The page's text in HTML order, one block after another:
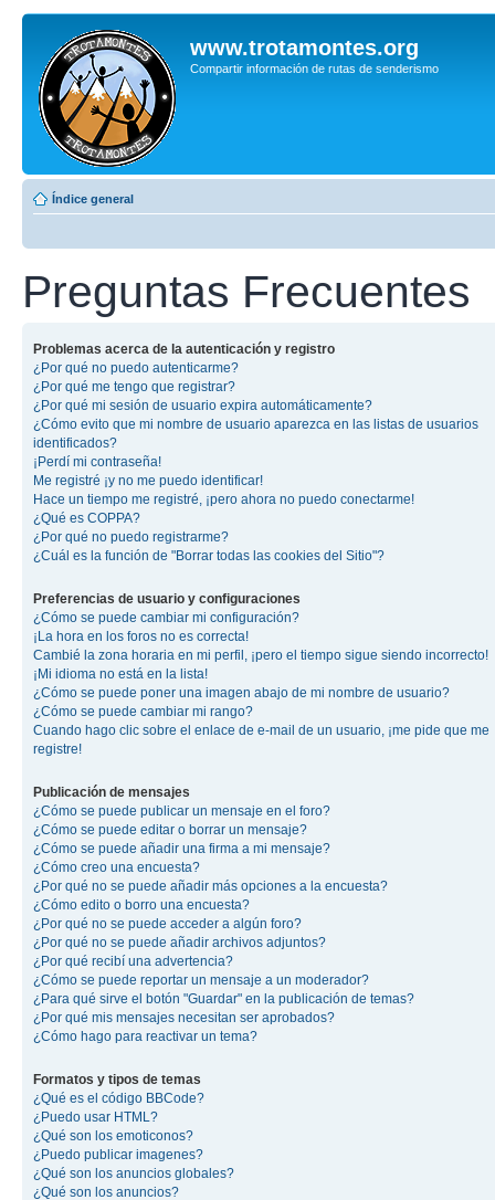
www.trotamontes.org
Compartir información de rutas de senderismo
Índice general
Preguntas Frecuentes
Problemas acerca de la autenticación y registro
¿Por qué no puedo autenticarme?
¿Por qué me tengo que registrar?
¿Por qué mi sesión de usuario expira automáticamente?
¿Cómo evito que mi nombre de usuario aparezca en las listas de usuarios
identificados?
¡Perdí mi contraseña!
Me registré ¡y no me puedo identificar!
Hace un tiempo me registré, ¡pero ahora no puedo conectarme!
¿Qué es COPPA?
¿Por qué no puedo registrarme?
¿Cuál es la función de "Borrar todas las cookies del Sitio"?
Preferencias de usuario y configuraciones
¿Cómo se puede cambiar mi configuración?
¡La hora en los foros no es correcta!
Cambié la zona horaria en mi perfil, ¡pero el tiempo sigue siendo incorrecto!
¡Mi idioma no está en la lista!
¿Cómo se puede poner una imagen abajo de mi nombre de usuario?
¿Cómo se puede cambiar mi rango?
Cuando hago clic sobre el enlace de e-mail de un usuario, ¡me pide que me
registre!
Publicación de mensajes
¿Cómo se puede publicar un mensaje en el foro?
¿Cómo se puede editar o borrar un mensaje?
¿Cómo se puede añadir una firma a mi mensaje?
¿Cómo creo una encuesta?
¿Por qué no se puede añadir más opciones a la encuesta?
¿Cómo edito o borro una encuesta?
¿Por qué no se puede acceder a algún foro?
¿Por qué no se puede añadir archivos adjuntos?
¿Por qué recibí una advertencia?
¿Cómo se puede reportar un mensaje a un moderador?
¿Para qué sirve el botón "Guardar" en la publicación de temas?
¿Por qué mis mensajes necesitan ser aprobados?
¿Cómo hago para reactivar un tema?
Formatos y tipos de temas
¿Qué es el código BBCode?
¿Puedo usar HTML?
¿Qué son los emoticonos?
¿Puedo publicar imagenes?
¿Qué son los anuncios globales?
¿Qué son los anuncios?